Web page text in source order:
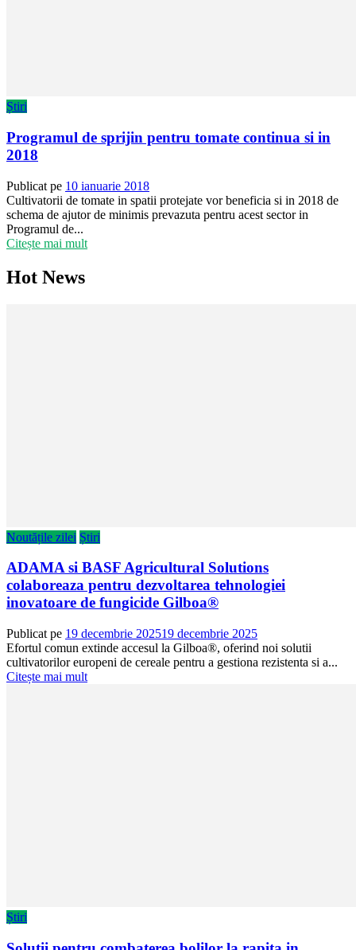
Știri
Programul de sprijin pentru tomate continua si in
2018
Publicat pe 10 ianuarie 2018
Cultivatorii de tomate in spatii protejate vor beneficia si in 2018 de
schema de ajutor de minimis prevazuta pentru acest sector in
Programul de...
Citește mai mult
Hot News
Noutățile zilei Știri
ADAMA si BASF Agricultural Solutions
colaboreaza pentru dezvoltarea tehnologiei
inovatoare de fungicide Gilboa®
Publicat pe 19 decembrie 202519 decembrie 2025
Efortul comun extinde accesul la Gilboa®, oferind noi solutii
cultivatorilor europeni de cereale pentru a gestiona rezistenta si a...
Citește mai mult
Știri